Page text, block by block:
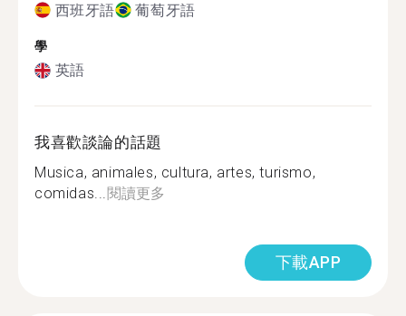
西班牙語 葡萄牙語
學
英語
我喜歡談論的話題
Musica, animales, cultura, artes, turismo,
comidas...閱讀更多
下載APP